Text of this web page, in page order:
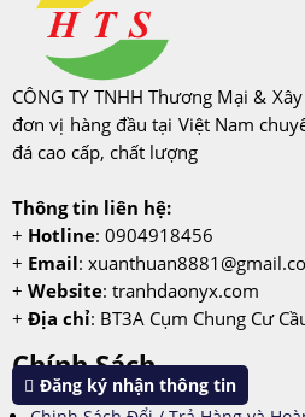
CÔNG TY TNHH Thương Mại &
đơn vị hàng đầu tại Việt Nam
đá cao cấp, chất lượng
Thông tin liên hệ:
+ Hotline: 0904918456
+ Email:
+ Website: tranhdaonyx.com
+ Địa chỉ: BT3A Cụm Chung Cư
Chính Sách
Đăng ký nhận thông tin